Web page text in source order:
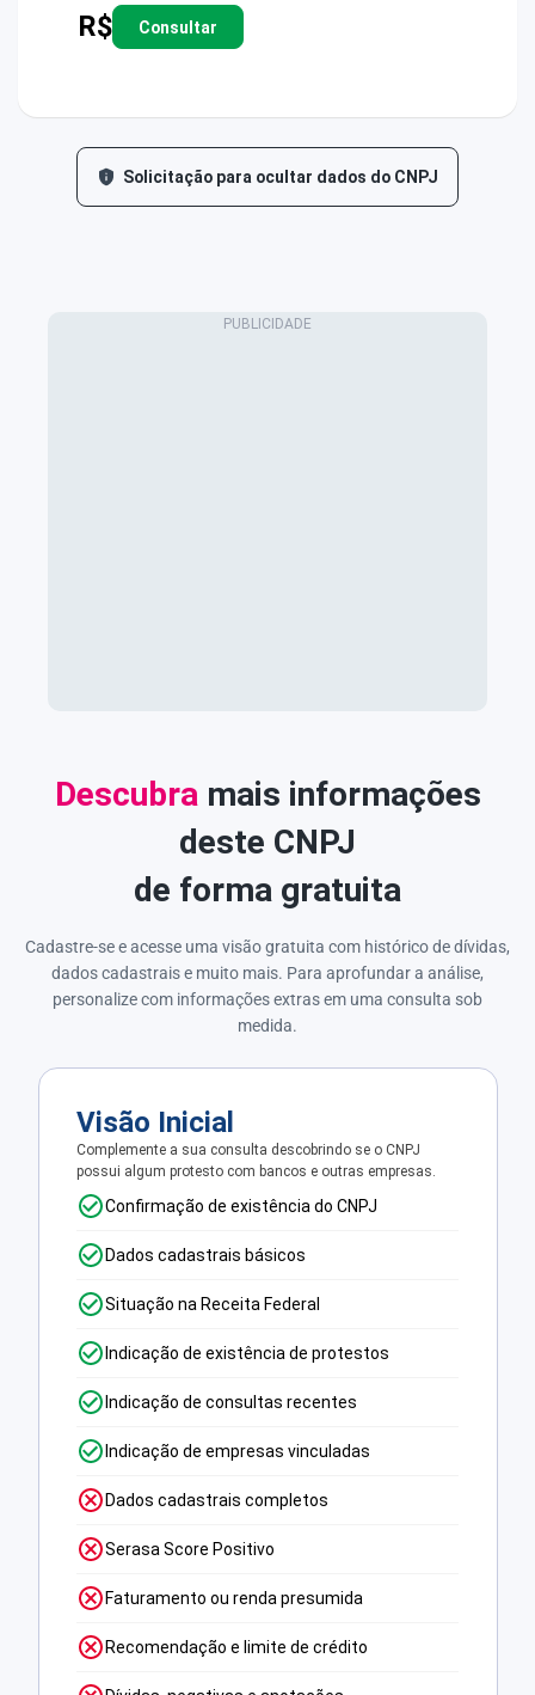
R$ Consultar
Solicitação para ocultar dados do CNPJ
Descubra mais informações
deste CNPJ
de forma gratuita
Cadastre-se e acesse uma visão gratuita com histórico de dívidas,
dados cadastrais e muito mais. Para aprofundar a análise,
personalize com informações extras em uma consulta sob
medida.
Visão Inicial
Complemente a sua consulta descobrindo se o CNPJ
possui algum protesto com bancos e outras empresas.
Confirmação de existência do CNPJ
Dados cadastrais básicos
Situação na Receita Federal
Indicação de existência de protestos
Indicação de consultas recentes
Indicação de empresas vinculadas
Dados cadastrais completos
Serasa Score Positivo
Faturamento ou renda presumida
Recomendação e limite de crédito